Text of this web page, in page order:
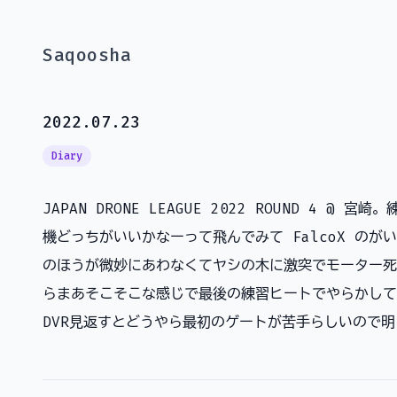
Saqoosha
2022.07.23
Diary
JAPAN DRONE LEAGUE 2022 ROUND 4 @ 宮
機どっちがいいかなーって飛んでみて FalcoX のが
のほうが微妙にあわなくてヤシの木に激突でモー
らまあそこそこな感じで最後の練習ヒートでやらかし
DVR見返すとどうやら最初のゲートが苦手らしいので